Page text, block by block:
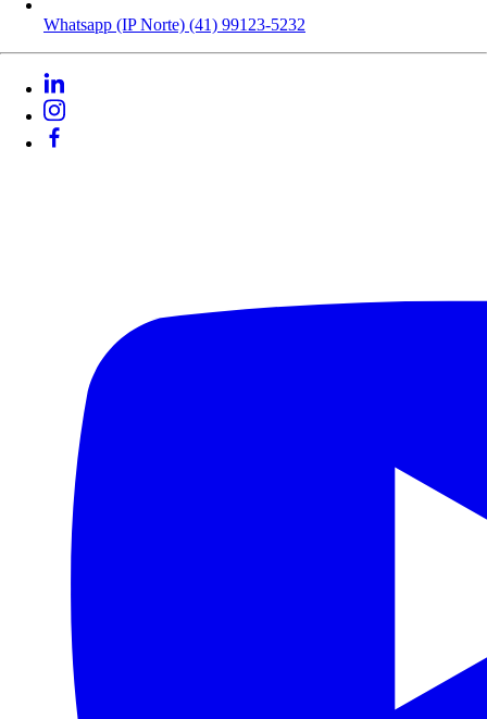
Whatsapp (IP Norte) (41) 99123-5232